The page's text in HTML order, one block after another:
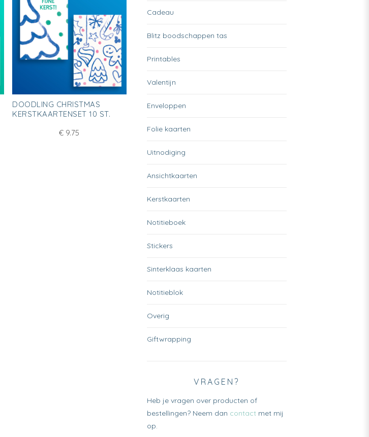
DOODLING CHRISTMAS
KERSTKAARTENSET 10 ST.
€ 9.75
Cadeau
Blitz boodschappen tas
Printables
Valentijn
Enveloppen
Folie kaarten
Uitnodiging
Ansichtkaarten
Kerstkaarten
Notitieboek
Stickers
Sinterklaas kaarten
Notitieblok
Overig
Giftwrapping
VRAGEN?
Heb je vragen over producten of
bestellingen? Neem dan contact met mij
op.